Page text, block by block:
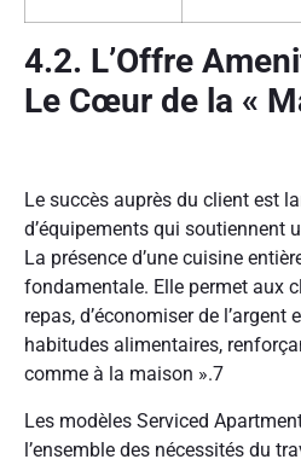
4.2. L’Offre
Le Cœur de la «
Le succès auprès du client est
d’équipements qui soutiennent
La présence d’une cuisine
fondamentale. Elle permet aux
repas, d’économiser de l’argent
habitudes alimentaires,
comme à la maison ».7
Les modèles Serviced
l’ensemble des nécessités du